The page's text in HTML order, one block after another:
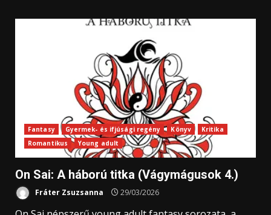
Fantasy Gyermek- és ifjúsági regény Könyv
Kritika
Romantikus
Young adult
On Sai: A ​háború titka (Vágymágusok 4.)
Fráter Zsuzsanna 29/03/2026